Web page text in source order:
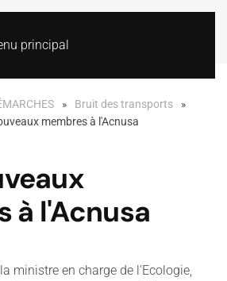
principal
Bruit des transports
membres à l'Acnusa
à l'Acnusa
ministre en charge de l'Ecologie,